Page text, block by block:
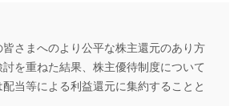
皆さまへのより公平な株主還元のあり方
を重ねた結果、株主優待制度について
当等による利益還元に集約することと